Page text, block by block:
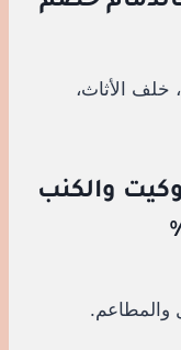
خلف الأثاث،
والكنب
والمطاعم.